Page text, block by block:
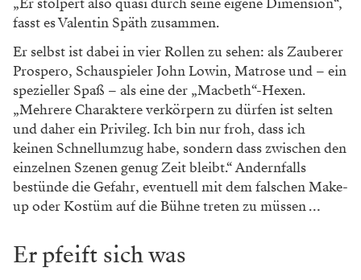
fasst es Valentin Späth zusammen.
Er selbst ist dabei in vier Rollen zu sehen: als Zauberer
Prospero, Schauspieler John Lowin, Matrose und – ein
spezieller Spaß – als eine der „Macbeth“-Hexen.
„Mehrere Charaktere verkörpern zu dürfen ist selten
und daher ein Privileg. Ich bin nur froh, dass ich
keinen Schnellumzug habe, sondern dass zwischen den
einzelnen Szenen genug Zeit bleibt.“ Andernfalls
bestünde die Gefahr, eventuell mit dem falschen Make-
up oder Kostüm auf die Bühne treten zu müssen …
Er pfeift sich was